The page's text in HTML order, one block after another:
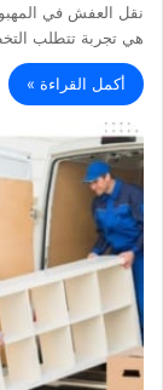
نقل العفش في
هي تجربة تتطلب
أكمل القراءة »